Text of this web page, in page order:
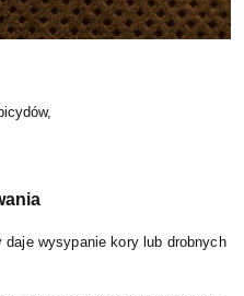
wysypanie kory lub drobnych